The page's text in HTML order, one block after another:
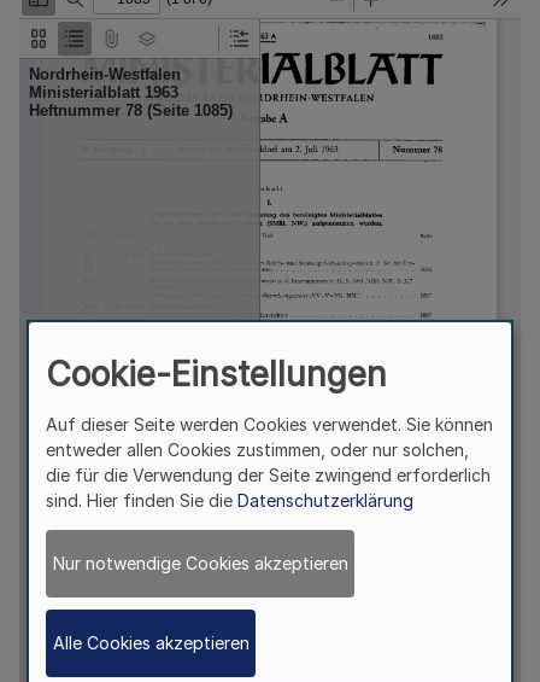
Cookie-Einstellungen
Auf dieser Seite werden Cookies verwendet. Sie können
entweder allen Cookies zustimmen, oder nur solchen,
die für die Verwendung der Seite zwingend erforderlich
sind. Hier finden Sie die Datenschutzerklärung
Nur notwendige Cookies akzeptieren
Alle Cookies akzeptieren